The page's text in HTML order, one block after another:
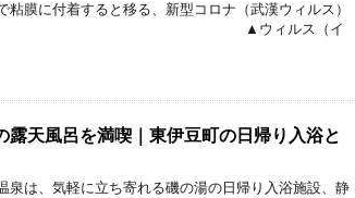
膜に付着すると移る、新型コロナ（武漢ウィルス）
んだのか？ ▲ウィルス（イ
露天風呂を満喫｜東伊豆町の日帰り入浴と
は、気軽に立ち寄れる磯の湯の日帰り入浴施設、静